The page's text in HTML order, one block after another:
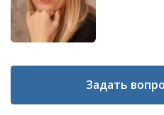
Задать